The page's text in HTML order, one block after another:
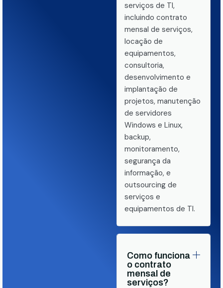
serviços de TI,
incluindo contrato
mensal de serviços,
locação de
equipamentos,
consultoria,
desenvolvimento e
implantação de
projetos, manutenção
de servidores
Windows e Linux,
backup,
monitoramento,
segurança da
informação, e
outsourcing de
serviços e
equipamentos de TI.
Como funciona
o contrato
mensal de
serviços?